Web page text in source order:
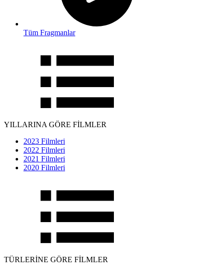
Tüm Fragmanlar
YILLARINA GÖRE FİLMLER
2023 Filmleri
2022 Filmleri
2021 Filmleri
2020 Filmleri
TÜRLERİNE GÖRE FİLMLER